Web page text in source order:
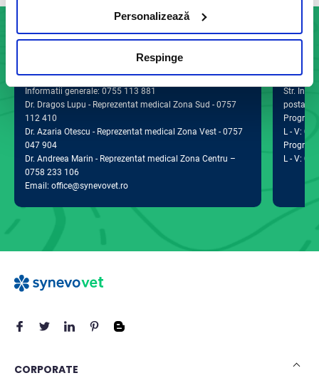
Personalizează
Respinge
Informatii generale: 0755 113 881
Dr. Dragos Lupu - Reprezentat medical Zona Sud - 0757
112 410
Dr. Azaria Otescu - Reprezentat medical Zona Vest - 0757
047 904
Dr. Andreea Marin - Reprezentat medical Zona Centru –
0758 233 106
Email: office@synevovet.ro
Str.
postal
L - V:
L - V:
CORPORATE